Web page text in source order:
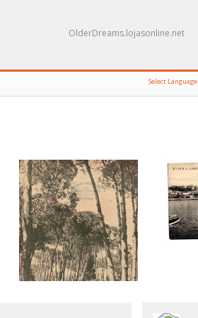
OlderDreams.lojasonline.net
Select Language